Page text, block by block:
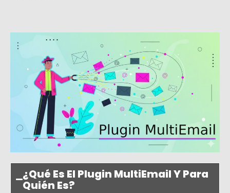
¿Qué Es El Plugin MultiEmail Y Para
Quién Es?